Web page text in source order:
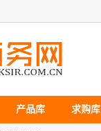
产品库 求购库